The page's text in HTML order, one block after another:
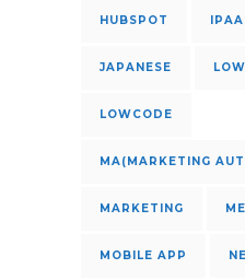
HUBSPOT
JAPANESE
LOWCODE
MA(MARKETING
MARKETING
MOBILE APP